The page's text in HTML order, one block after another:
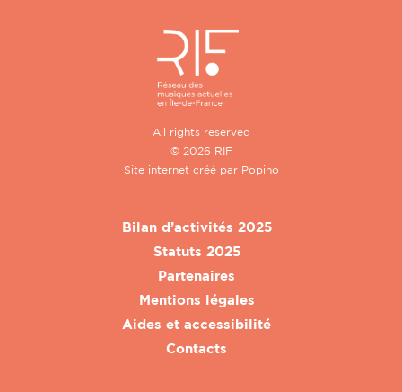
All rights reserved
© 2026 RIF
Site internet créé par Popino
Bilan d’activités 2025
Statuts 2025
Partenaires
Mentions légales
Aides et accessibilité
Contacts